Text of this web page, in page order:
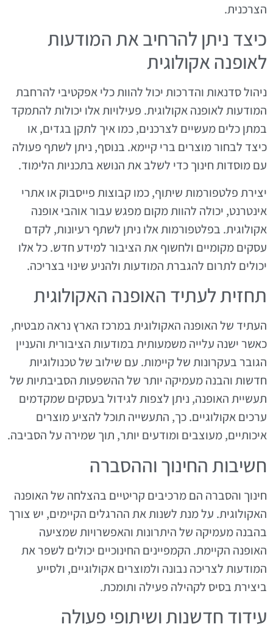
הצרכנית.
כיצד ניתן להרחיב את המודעות
לאופנה אקולוגית
ניהול סדנאות והדרכות יכול להוות כלי אפקטיבי להרחבת
המודעות לאופנה אקולוגית. פעילויות אלו יכולות להתמקד
במתן כלים מעשיים לצרכנים, כמו איך לתקן בגדים, או
כיצד לבחור מוצרים ברי קיימא. בנוסף, ניתן לשתף פעולה
עם מוסדות חינוך כדי לשלב את הנושא בתכניות הלימוד.
יצירת פלטפורמות שיתוף, כמו קבוצות פייסבוק או אתרי
אינטרנט, יכולה להוות מקום מפגש עבור אוהבי אופנה
אקולוגית. בפלטפורמות אלו ניתן לשתף רעיונות, לקדם
עסקים מקומיים ולחשוף את הציבור למידע חדש. כל אלו
יכולים לתרום להגברת המודעות ולהניע שינוי בצריכה.
תחזית לעתיד האופנה האקולוגית
העתיד של האופנה האקולוגית במרכז הארץ נראה מבטיח,
כאשר ישנה עלייה משמעותית במודעות הציבורית והעניין
הגובר בעקרונות של קיימות. עם שילוב של טכנולוגיות
חדשות והבנה מעמיקה יותר של ההשפעות הסביבתיות של
תעשיית האופנה, ניתן לצפות לגידול בעסקים שמקדמים
ערכים אקולוגיים. כך, התעשייה תוכל להציע מוצרים
איכותיים, מעוצבים ומודעים יותר, תוך שמירה על הסביבה.
חשיבות החינוך וההסברה
חינוך והסברה הם מרכיבים קריטיים בהצלחה של האופנה
האקולוגית. על מנת לשנות את ההרגלים הקיימים, יש צורך
בהבנה מעמיקה של היתרונות והאפשרויות שמציעה
האופנה הקיימת. הקמפיינים החינוכיים יכולים לשפר את
המודעות לצריכה נבונה ולמוצרים אקולוגיים, ולסייע
ביצירת בסיס לקהילה פעילה ותומכת.
עידוד חדשנות ושיתופי פעולה